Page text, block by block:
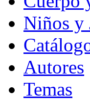
Niños y
Autores
Temas